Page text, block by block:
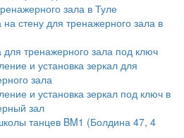
зала в Туле
на стену для тренажерного зала в
для тренажерного зала под ключ
и установка зеркал для
зала
и установка зеркал под ключ в
зал
танцев BM1 (Болдина 47, 4